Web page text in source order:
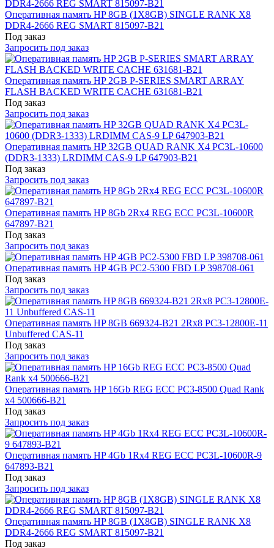
Оперативная память HP 8GB (1X8GB) SINGLE RANK X8
DDR4-2666 REG SMART 815097-B21
Под заказ
Запросить под заказ
Оперативная память HP 2GB P-SERIES SMART ARRAY
FLASH BACKED WRITE CACHE 631681-B21
Под заказ
Запросить под заказ
Оперативная память HP 32GB QUAD RANK X4 PC3L-10600
(DDR3-1333) LRDIMM CAS-9 LP 647903-B21
Под заказ
Запросить под заказ
Оперативная память HP 8Gb 2Rx4 REG ECC PC3L-10600R
647897-B21
Под заказ
Запросить под заказ
Оперативная память HP 4GB PC2-5300 FBD LP 398708-061
Под заказ
Запросить под заказ
Оперативная память HP 8GB 669324-B21 2Rx8 PC3-12800E-11
Unbuffered CAS-11
Под заказ
Запросить под заказ
Оперативная память HP 16Gb REG ECC PC3-8500 Quad Rank
x4 500666-B21
Под заказ
Запросить под заказ
Оперативная память HP 4Gb 1Rx4 REG ECC PC3L-10600R-9
647893-B21
Под заказ
Запросить под заказ
Оперативная память HP 8GB (1X8GB) SINGLE RANK X8
DDR4-2666 REG SMART 815097-B21
Под заказ